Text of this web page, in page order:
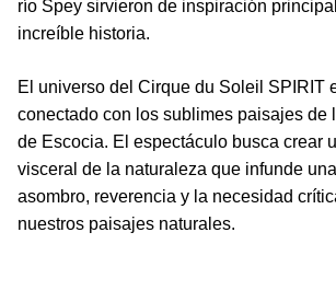
río Spey sirvieron de inspiración
increíble historia.
El universo del Cirque du Soleil SPIRIT
conectado con los sublimes paisajes de
de Escocia. El espectáculo busca crear
visceral de la naturaleza que infunde
asombro, reverencia y la necesidad
nuestros paisajes naturales.